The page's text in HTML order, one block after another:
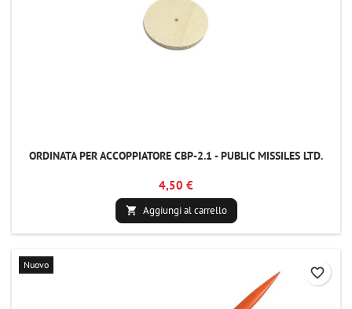
ORDINATA PER ACCOPPIATORE CBP-2.1 - PUBLIC MISSILES LTD.
4,50 €
 Aggiungi al carrello
Nuovo
favorite_border